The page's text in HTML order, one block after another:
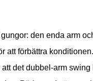
den enda arm
att förbättra
det dubbel-arm